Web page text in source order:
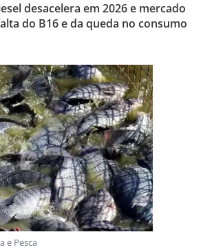
desacelera em 2026 e mercado
do B16 e da queda no consumo
e Pesca